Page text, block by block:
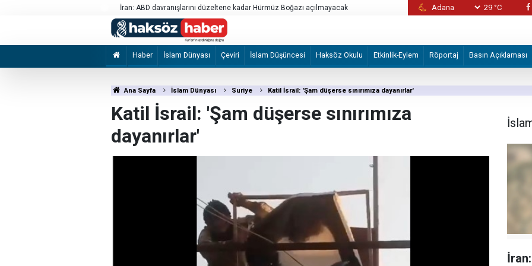
İran: ABD davranışlarını düzeltene kadar Hürmüz Boğazı açılmayacak Memlük sultanlarına karşı hukukla
29 °C
Haber İslam Dünyası Çeviri İslam Düşüncesi Haksöz Okulu Etkinlik-Eylem Röportaj Basın Açıklaması
Ana Sayfa İslam Dünyası Suriye Katil İsrail: 'Şam düşerse sınırımıza dayanırlar'
Katil İsrail: 'Şam düşerse sınırımıza
dayanırlar'